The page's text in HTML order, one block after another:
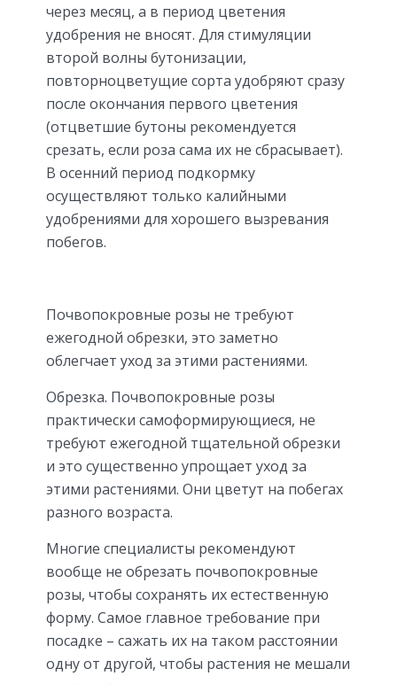
через месяц, а в период цветения
удобрения не вносят. Для стимуляции
второй волны бутонизации,
повторноцветущие сорта удобряют сразу
после окончания первого цветения
(отцветшие бутоны рекомендуется
срезать, если роза сама их не сбрасывает).
В осенний период подкормку
осуществляют только калийными
удобрениями для хорошего вызревания
побегов.
Почвопокровные розы не требуют
ежегодной обрезки, это заметно
облегчает уход за этими растениями.
Обрезка. Почвопокровные розы
практически самоформирующиеся, не
требуют ежегодной тщательной обрезки
и это существенно упрощает уход за
этими растениями. Они цветут на побегах
разного возраста.
Многие специалисты рекомендуют
вообще не обрезать почвопокровные
розы, чтобы сохранять их естественную
форму. Самое главное требование при
посадке – сажать их на таком расстоянии
одну от другой, чтобы растения не мешали